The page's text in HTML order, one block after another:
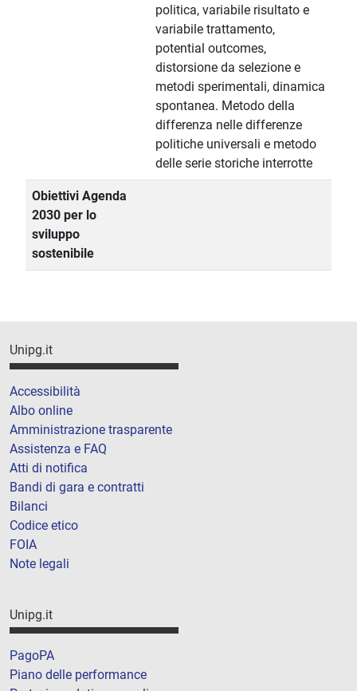
politica, variabile risultato e
variabile trattamento,
potential outcomes,
distorsione da selezione e
metodi sperimentali, dinamica
spontanea. Metodo della
differenza nelle differenze
politiche universali e metodo
delle serie storiche interrotte
Obiettivi Agenda
2030 per lo
sviluppo
sostenibile
Unipg.it
Accessibilità
Albo online
Amministrazione trasparente
Assistenza e FAQ
Atti di notifica
Bandi di gara e contratti
Bilanci
Codice etico
FOIA
Note legali
Unipg.it
PagoPA
Piano delle performance